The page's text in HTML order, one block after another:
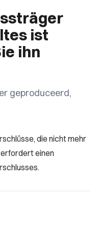
ist
ihn
geproduceerd,
die nicht mehr
einen